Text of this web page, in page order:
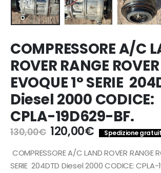
COMPRESSORE A/C
ROVER RANGE ROVER
EVOQUE 1° SERIE
Diesel 2000 CODICE:
CPLA-19D629-BF.
130,00€ Il
prezzo
originale
era:
120,00€Il
prezzo
attuale
è:
Spedizione
COMPRESSORE A/C LAND ROVER RANGE
SERIE 204DTD Diesel 2000 CODICE: CPLA-